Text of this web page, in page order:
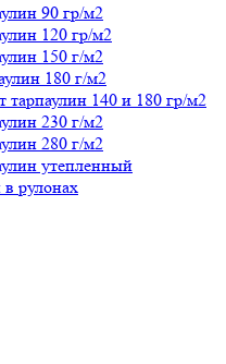
90 гр/м2
120 гр/м2
150 г/м2
180 г/м2
тарпаулин 140 и 180 гр/м2
230 г/м2
280 г/м2
утепленный
рулонах